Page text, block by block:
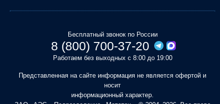
Бесплатный звонок по России
8 (800) 700-37-20
Работаем без выходных с 8:00 до 19:00
Представленная на сайте информация не является офертой и
носит
информационный характер.